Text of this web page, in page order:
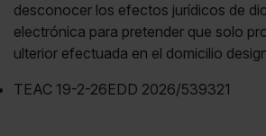
desconocer los efectos jurídicos de
electrónica para pretender que solo
ulterior efectuada en el domicilio
TEAC 19-2-26EDD 2026/539321